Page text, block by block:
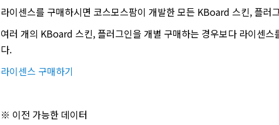
라이센스를 구매하시면 코스모스팜이 개발한 모든 KBoard 스킨, 플러
여러 개의 KBoard 스킨, 플러그인을 개별 구매하는 경우보다 라이센
다.
라이센스 구매하기
※ 이전 가능한 데이터